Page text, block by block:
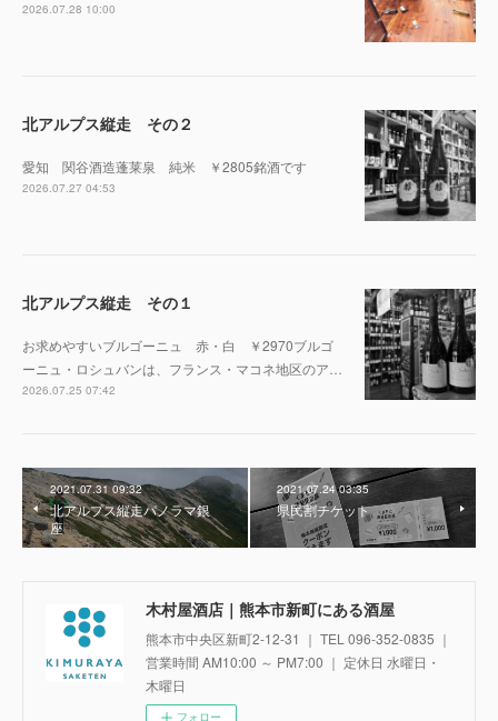
2026.07.28 10:00
北アルプス縦走 その２
愛知 関谷酒造蓬莱泉 純米 ￥2805銘酒です
2026.07.27 04:53
北アルプス縦走 その１
お求めやすいブルゴーニュ 赤・白 ￥2970ブルゴ
ーニュ・ロシュバンは、フランス・マコネ地区のア…
2026.07.25 07:42
2021.07.31 09:32
北アルプス縦走パノラマ銀
座
2021.07.24 03:35
県民割チケット
木村屋酒店｜熊本市新町にある酒屋
熊本市中央区新町2-12-31 ｜ TEL 096-352-0835 ｜
営業時間 AM10:00 ～ PM7:00 ｜ 定休日 水曜日・
木曜日
フォロー